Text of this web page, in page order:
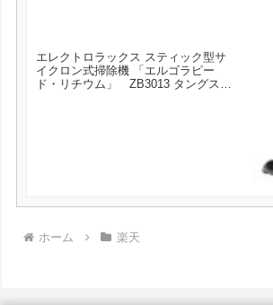
エレクトロラックス スティック型サ
イクロン式掃除機 「エルゴラピー
ド・リチウム」 ZB3013 タングステ
ホーム 楽天